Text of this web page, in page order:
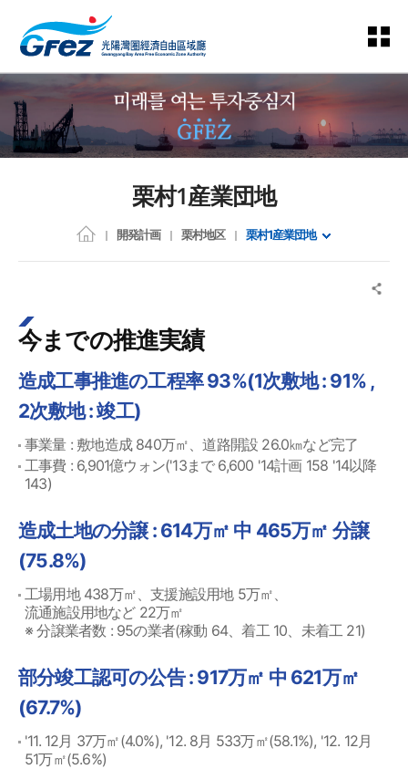
栗村1産業団地
開発計画 栗村地区 栗村1産業団地
今までの推進実績
造成工事推進の工程率 93%(1次敷地 : 91% ,
2次敷地 : 竣工)
事業量 : 敷地造成 840万㎡、道路開設 26.0㎞など完了
工事費 : 6,901億ウォン('13まで 6,600 '14計画 158 '14以降
143)
造成土地の分譲 : 614万㎡ 中 465万㎡ 分譲
(75.8%)
工場用地 438万㎡、支援施設用地 5万㎡、
流通施設用地など 22万㎡
※ 分譲業者数 : 95の業者(稼動 64、着工 10、未着工 21)
部分竣工認可の公告 : 917万㎡ 中 621万㎡
(67.7%)
'11. 12月 37万㎡(4.0%), '12. 8月 533万㎡(58.1%), '12. 12月
51万㎡(5.6%)